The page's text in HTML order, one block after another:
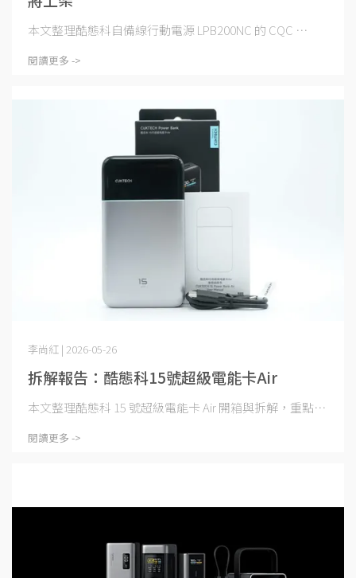
本文整理酷態科自備線行動電源 LPB200NC 的 CQC ⋯
閱讀更多 ->
拆解報告：酷態科15號超級電能卡Air
李尚紅 | 2026-05-26
本文整理酷態科 15 號超級電能卡 Air 開箱與拆解，重點⋯
閱讀更多 ->